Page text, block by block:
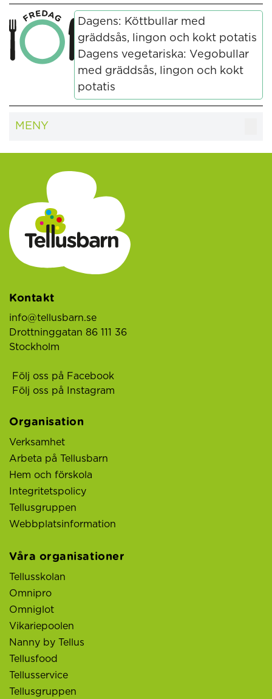
Dagens: Köttbullar med
gräddsås, lingon och kokt potatis
Dagens vegetariska: Vegobullar
med gräddsås, lingon och kokt
potatis
MENY
Kontakt
info@tellusbarn.se
Drottninggatan 86 111 36
Stockholm
Följ oss på Facebook
Följ oss på Instagram
Organisation
Verksamhet
Arbeta på Tellusbarn
Hem och förskola
Integritetspolicy
Tellusgruppen
Webbplatsinformation
Våra organisationer
Tellusskolan
Omnipro
Omniglot
Vikariepoolen
Nanny by Tellus
Tellusfood
Tellusservice
Tellusgruppen